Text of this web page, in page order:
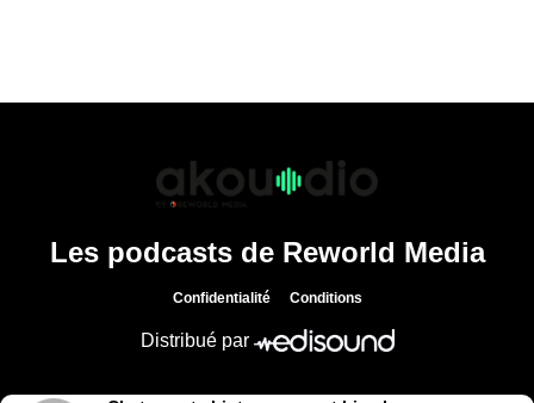
Les podcasts de Reworld Media
Confidentialité Conditions
Distribué par